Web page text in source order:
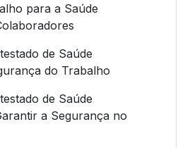
para a Saúde
de Saúde
do Trabalho
de Saúde
a Segurança no